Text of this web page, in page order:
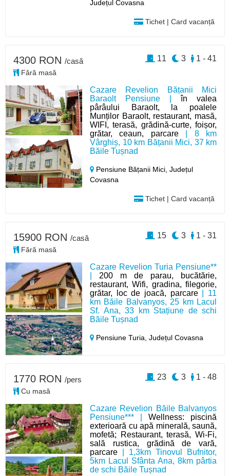
Județul Covasna
Tichet | Card vacanță
Cazare Revelion Bățanii Mici
Baraolt Pensiune |în valea
pârâului Baraolt, la poalele
Munților Baraolt, restaurant, masă,
WIFI, terasă, grădină-curte, foișor,
grătar, ceaun, parcare| 8 km
Vârghiș, 10 km Bățanii Mici, 37 km
Băile Tușnad
Pensiune Bățanii Mici,Județul
Covasna
Tichet | Card vacanță
4300 RON /casă
Fără masă
1 - 41
3
11
Cazare Revelion Turia Pensiune**
200 m de parau, bucătărie,
restaurant, Wifi, gradina, filegorie,
grătar, loc de joacă, parcare| 11
km Băile Balvanyos, 25 km Lacul
Sf. Ana, 33 km Stațiune de schi
Băile Tușnad
Pensiune Turia,Județul Covasna
15900 RON /casă
Fără masă
1 - 31
3
15
Cazare Revelion Băile Balvanyos
Pensiune*** |Wellness: piscină
exterioară cu apă minerală, saună,
mofetă; Restaurant, terasă, Wi-Fi,
sală rustica, grădină de vară,
parcare | 1,3km Tinovul Bufnitor,
5km Lacul Sfânta Ana, 8km pârtia
de schi Băile Tușnad
1770 RON /pers
Cu masă
1 - 48
3
23